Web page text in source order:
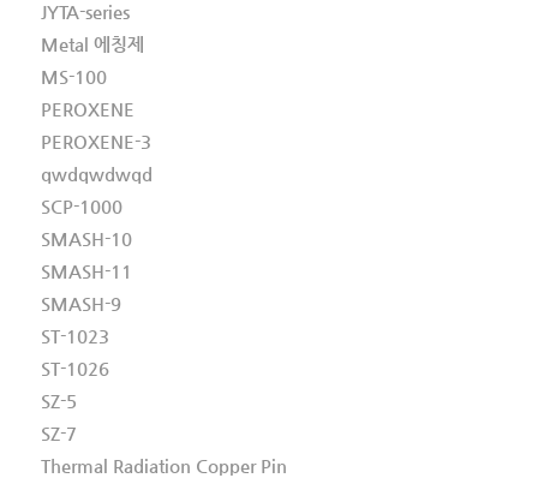
JYTA-series
Metal 에칭제
MS-100
PEROXENE
PEROXENE-3
qwdqwdwqd
SCP-1000
SMASH-10
SMASH-11
SMASH-9
ST-1023
ST-1026
SZ-5
SZ-7
Thermal Radiation Copper Pin